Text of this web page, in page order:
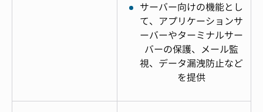
サーバー向けの機能とし
て、アプリケーションサ
ーバーやターミナルサー
バーの保護、メール監
視、データ漏洩防止など
を提供